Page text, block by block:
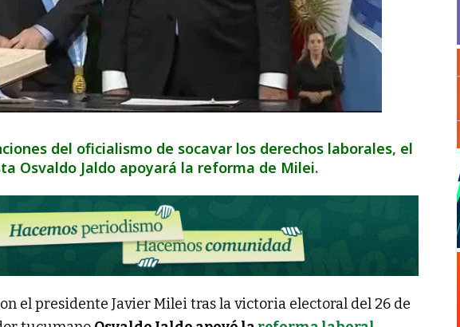
del oficialismo de socavar los derechos laborales, el
Osvaldo Jaldo apoyará la reforma de Milei.
el presidente Javier Milei tras la victoria electoral del 26 de